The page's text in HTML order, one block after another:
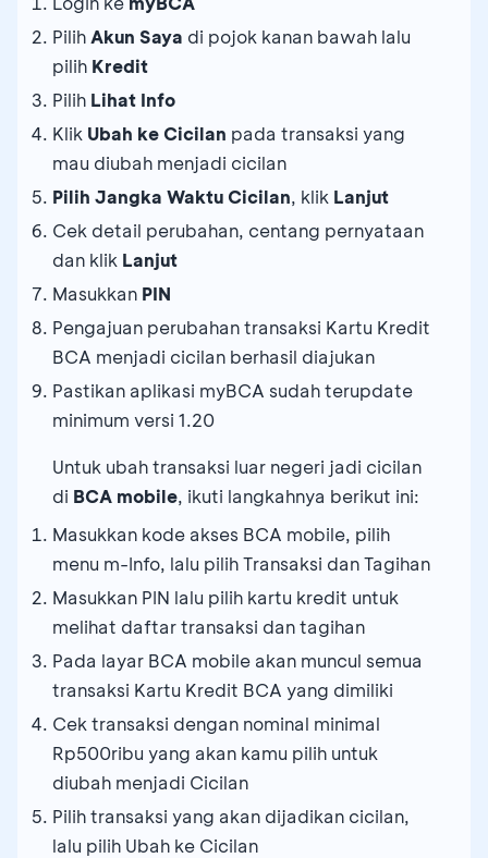
Pilih Akun Saya di pojok kanan bawah lalu
pilih Kredit
Pilih Lihat Info
Klik Ubah ke Cicilan pada transaksi yang
mau diubah menjadi cicilan
Pilih Jangka Waktu Cicilan, klik Lanjut
Cek detail perubahan, centang pernyataan
dan klik Lanjut
Masukkan PIN
Pengajuan perubahan transaksi Kartu Kredit
BCA menjadi cicilan berhasil diajukan
Pastikan aplikasi myBCA sudah terupdate
minimum versi 1.20
Untuk ubah transaksi luar negeri jadi cicilan
di BCA mobile, ikuti langkahnya berikut ini:
Masukkan kode akses BCA mobile, pilih
menu m-Info, lalu pilih Transaksi dan Tagihan
Masukkan PIN lalu pilih kartu kredit untuk
melihat daftar transaksi dan tagihan
Pada layar BCA mobile akan muncul semua
transaksi Kartu Kredit BCA yang dimiliki
Cek transaksi dengan nominal minimal
Rp500ribu yang akan kamu pilih untuk
diubah menjadi Cicilan
Pilih transaksi yang akan dijadikan cicilan,
lalu pilih Ubah ke Cicilan